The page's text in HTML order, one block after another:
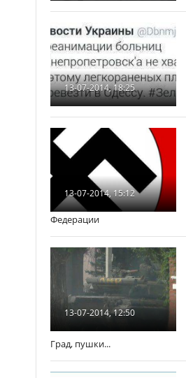
13-07-2014, 18:25
13-07-2014, 15:12
Федерации
13-07-2014, 12:50
Град, пушки...